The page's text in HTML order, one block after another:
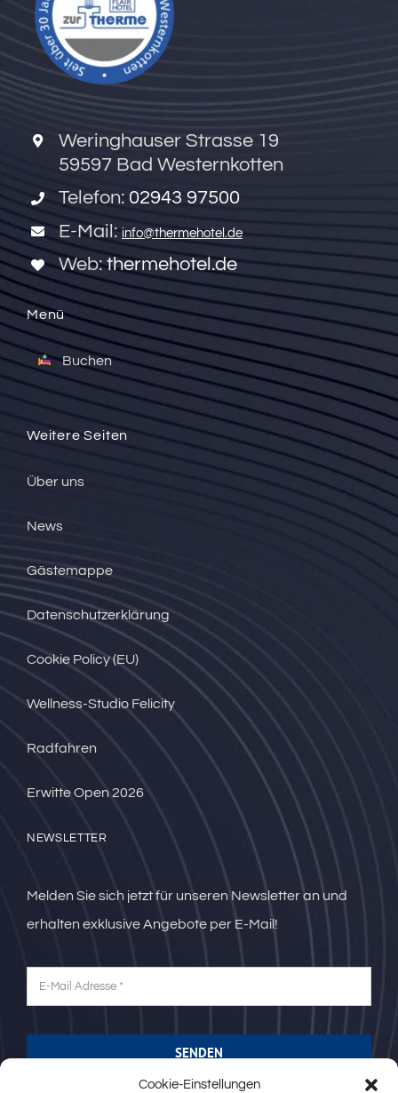
Cookie-Einstellungen
Weringhauser Strasse 19
59597 Bad Westernkotten
Telefon: 02943 97500
E-Mail: info@thermehotel.de
Web:thermehotel.de
Menü
Buchen
Weitere Seiten
Über uns
News
Gästemappe
Datenschutzerklärung
Cookie Policy (EU)
Wellness-Studio Felicity
Radfahren
Erwitte Open 2026
NEWSLETTER
Melden Sie sich jetzt für unseren Newsletter an und
erhalten exklusive Angebote per E-Mail!
SENDEN